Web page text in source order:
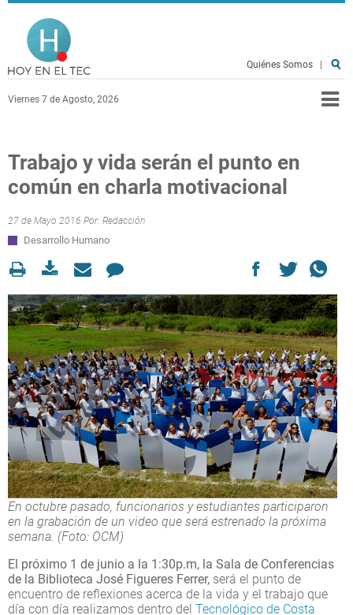
Pasar al contenido principal
Viernes 7 de Agosto, 2026
Quiénes Somos
Trabajo y vida serán el punto en
común en charla motivacional
27 de Mayo 2016 Por: Redacción
Desarrollo Humano
En octubre pasado, funcionarios y estudiantes participaron
en la grabación de un video que será estrenado la próxima
semana. (Foto: OCM)
El próximo 1 de junio a la 1:30p.m, la Sala de Conferencias
de la Biblioteca José Figueres Ferrer, será el punto de
encuentro de reflexiones acerca de la vida y el trabajo que
día con día realizamos dentro del Tecnológico de Costa